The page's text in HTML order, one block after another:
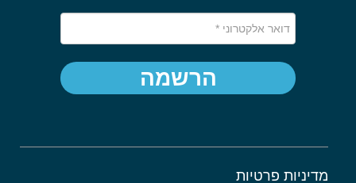
מדיניות פרטיות
הרשמה